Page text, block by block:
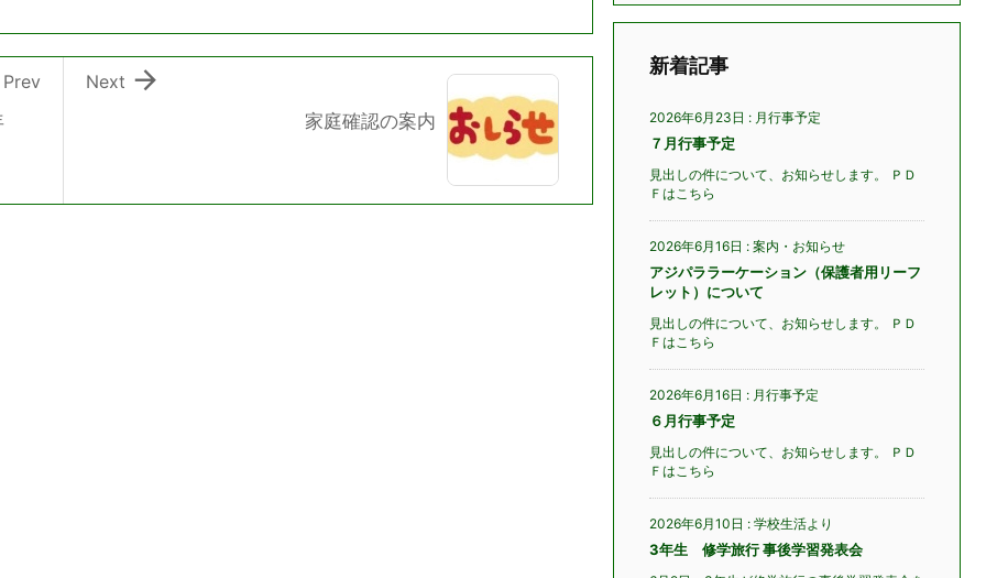
家庭確認の案内

Next
Prev
新着記事
2026年6月23日 : 月行事予定
７月行事予定
見出しの件について、お知らせします。 ＰＤ
Ｆはこちら
2026年6月16日 : 案内・お知らせ
アジパララーケーション（保護者用リーフ
レット）について
見出しの件について、お知らせします。 ＰＤ
Ｆはこちら
2026年6月16日 : 月行事予定
６月行事予定
見出しの件について、お知らせします。 ＰＤ
Ｆはこちら
2026年6月10日 : 学校生活より
3年生 修学旅行 事後学習発表会